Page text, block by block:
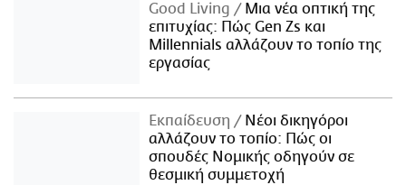
Good Living
Μια νέα οπτική της
επιτυχίας: Πώς Gen Zs και
Millennials αλλάζουν το τοπίο της
εργασίας
Εκπαίδευση
Νέοι δικηγόροι
αλλάζουν το τοπίο: Πώς οι
σπουδές Νομικής οδηγούν σε
θεσμική συμμετοχή